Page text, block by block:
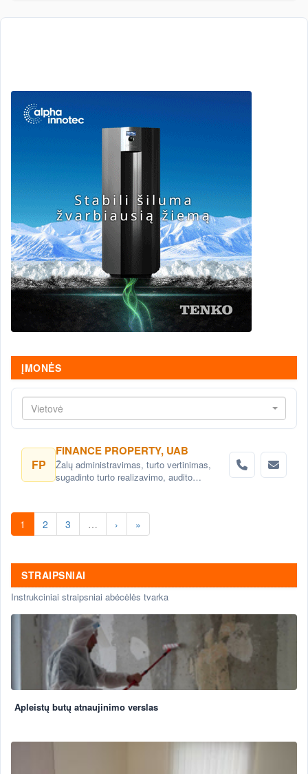
ĮMONĖS
Vietovė
FP
FINANCE PROPERTY, UAB
Žalų administravimas, turto vertinimas,
sugadinto turto realizavimo, audito
1 2 3 … › »
STRAIPSNIAI
Instrukciniai straipsniai abėcėlės tvarka
Apleistų butų atnaujinimo verslas